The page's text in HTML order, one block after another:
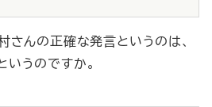
さんの正確な発言というのは、
いうのですか。